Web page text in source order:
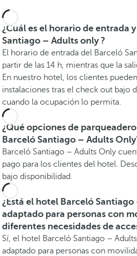
¿Cuál es el horario de entrada
Santiago – Adults only ?
El horario de entrada del Barceló
partir de las 14 h, mientras que la
En nuestro hotel, los clientes
instalaciones tras el check out bajo
cuando la ocupación lo permita.
¿Qué opciones de
Barceló Santiago – Adults
Barceló Santiago – Adults Only
pago para los clientes del hotel.
bajo disponibilidad.
¿Está el hotel Barceló
adaptado para personas con
diferentes necesidades de
Sí, el hotel Barceló Santiago –
adaptado para personas con